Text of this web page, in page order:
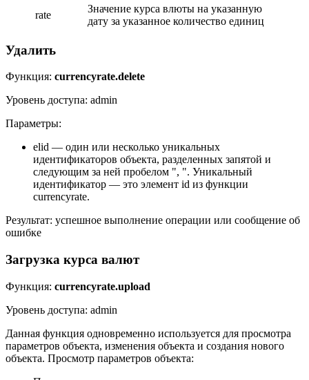
rate
Значение курса влюты на указанную
дату за указанное количество единиц
Удалить
Функция: currencyrate.delete
Уровень доступа: admin
Параметры:
elid — один или несколько уникальных
идентификаторов объекта, разделенных запятой и
следующим за ней пробелом ", ". Уникальный
идентификатор — это элемент id из функции
currencyrate.
Результат: успешное выполнение операции или сообщение об
ошибке
Загрузка курса валют
Функция: currencyrate.upload
Уровень доступа: admin
Данная функция одновременно используется для просмотра
параметров объекта, изменения объекта и создания нового
объекта. Просмотр параметров объекта: